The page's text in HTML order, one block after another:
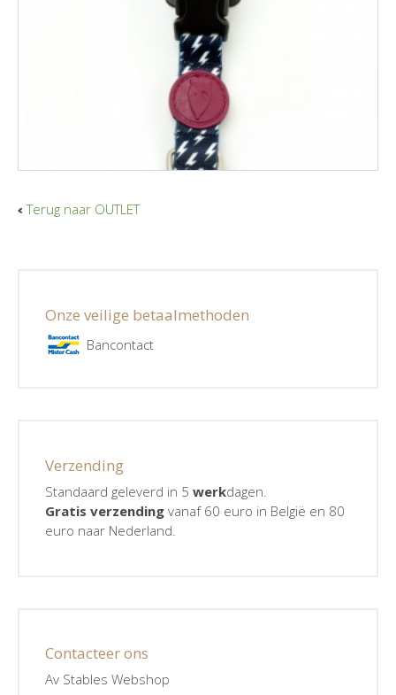
Terug naar OUTLET
Onze veilige betaalmethoden
Bancontact
Verzending
Standaard geleverd in 5 werkdagen.
Gratis verzendingvanaf 60 euro in België en 80
euro naar Nederland.
Contacteer ons
Av Stables Webshop